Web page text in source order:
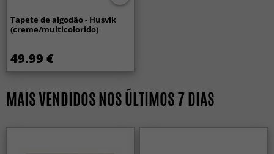
Tapete de algodão - Husvik
(creme/multicolorido)
49.99 €
MAIS VENDIDOS NOS ÚLTIMOS 7 DIAS